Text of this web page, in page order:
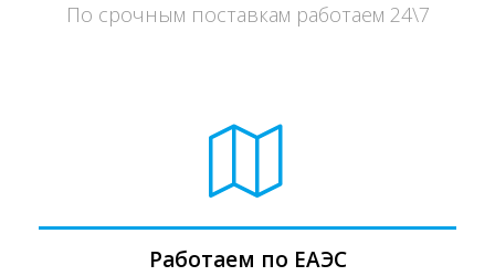
По срочным поставкам работаем 24\7
Работаем по ЕАЭС